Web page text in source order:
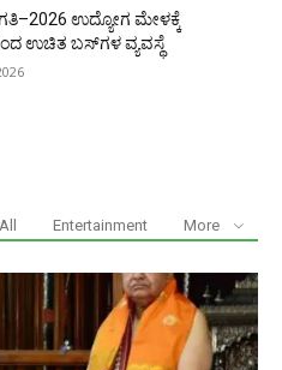
ಉದ್ಯೋಗ ಮೇಳಕ್ಕೆ
ಉಚಿತ ಬಸ್‌ಗಳ ವ್ಯವಸ್ಥೆ
All Entertainment More